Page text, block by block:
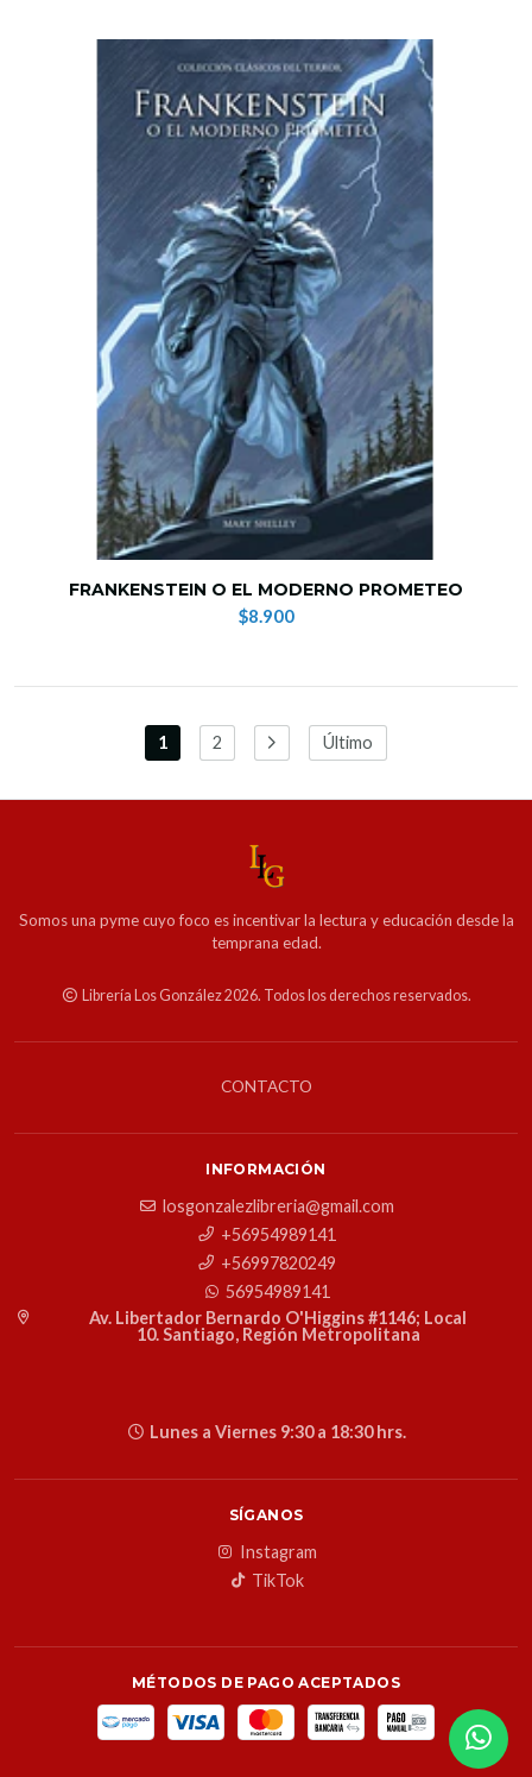
FRANKENSTEIN O EL MODERNO PROMETEO
$8.900
1 2 Último
Somos una pyme cuyo foco es incentivar la lectura y educación desde la
temprana edad.
Librería Los González 2026. Todos los derechos reservados.
CONTACTO
INFORMACIÓN
losgonzalezlibreria@gmail.com
+56954989141
+56997820249
56954989141
Av. Libertador Bernardo O'Higgins #1146; Local
10. Santiago, Región Metropolitana
Lunes a Viernes 9:30 a 18:30 hrs.
SÍGANOS
Instagram
TikTok
MÉTODOS DE PAGO ACEPTADOS